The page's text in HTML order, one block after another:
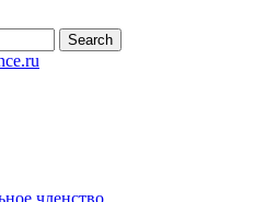
Search
членство